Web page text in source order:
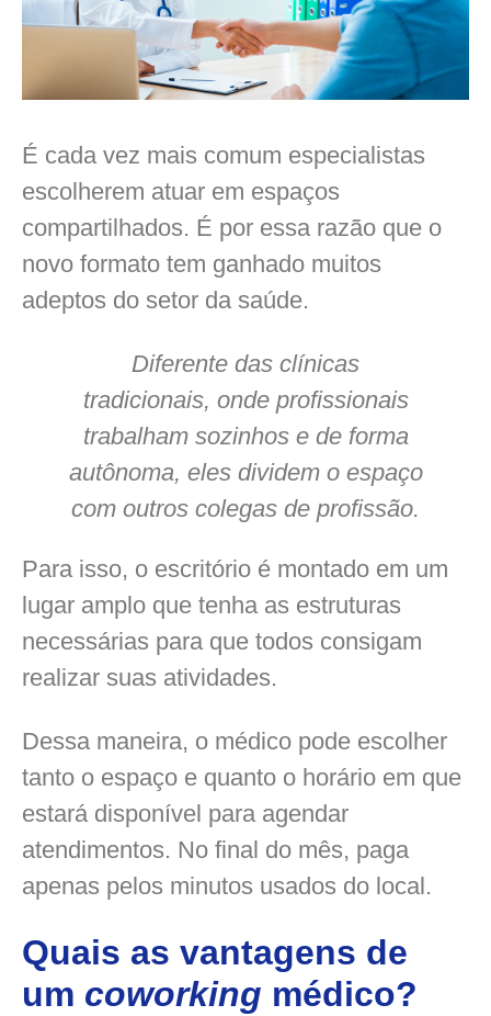
É cada vez mais comum especialistas
escolherem atuar em espaços
compartilhados. É por essa razão que o
novo formato tem ganhado muitos
adeptos do setor da saúde.
Diferente das clínicas
tradicionais, onde profissionais
trabalham sozinhos e de forma
autônoma, eles dividem o espaço
com outros colegas de profissão.
Para isso, o escritório é montado em um
lugar amplo que tenha as estruturas
necessárias para que todos consigam
realizar suas atividades.
Dessa maneira, o médico pode escolher
tanto o espaço e quanto o horário em que
estará disponível para agendar
atendimentos. No final do mês, paga
apenas pelos minutos usados do local.
Quais as vantagens de
um coworking médico?